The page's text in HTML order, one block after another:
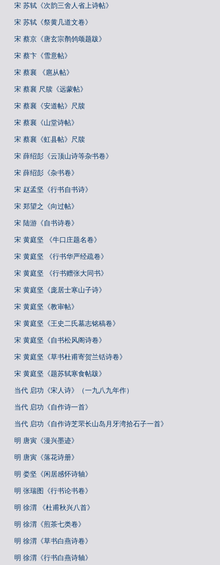
宋 苏轼《次韵三舍人省上诗帖》
宋 苏轼《祭黄几道文卷》
宋 蔡京《唐玄宗鹡鸰颂题跋》
宋 蔡卞《雪意帖》
宋 蔡襄 《扈从帖》
宋 蔡襄 尺牍《远蒙帖》
宋 蔡襄《安道帖》尺牍
宋 蔡襄《山堂诗帖》
宋 蔡襄《虹县帖》尺牍
宋 薛绍彭《云顶山诗等杂书卷》
宋 薛绍彭《杂书卷》
宋 赵孟坚《行书自书诗》
宋 郑望之《向过帖》
宋 陆游《自书诗卷》
宋 黄庭坚 《牛口庄题名卷》
宋 黄庭坚 《行书华严经疏卷》
宋 黄庭坚 《行书赠张大同书》
宋 黄庭坚《庞居士寒山子诗》
宋 黄庭坚《教审帖》
宋 黄庭坚《王史二氏墓志铭稿卷》
宋 黄庭坚《自书松风阁诗卷》
宋 黄庭坚《草书杜甫寄贺兰铦诗卷》
宋 黄庭坚《题苏轼寒食帖跋》
当代 启功《宋人诗》（一九八九年作）
当代 启功《自作诗一首》
当代 启功《自作诗芝罘长山岛月牙湾拾石子一首》
明 唐寅《漫兴墨迹》
明 唐寅《落花诗册》
明 娄坚《闲居感怀诗轴》
明 张瑞图《行书论书卷》
明 徐渭 《杜甫秋兴八首》
明 徐渭《煎茶七类卷》
明 徐渭《草书白燕诗卷》
明 徐渭《行书白燕诗轴》